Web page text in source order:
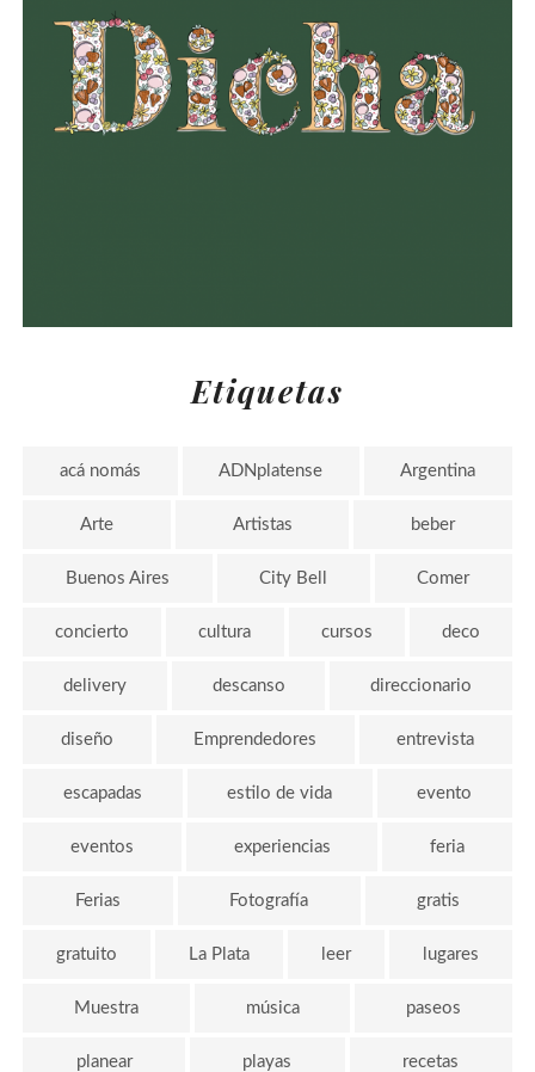
Etiquetas
acá nomás ADNplatense Argentina
Arte Artistas beber
Buenos Aires City Bell Comer
concierto cultura cursos deco
delivery descanso direccionario
diseño Emprendedores entrevista
escapadas estilo de vida evento
eventos experiencias feria
Ferias Fotografía gratis
gratuito La Plata leer lugares
Muestra música paseos
planear playas recetas